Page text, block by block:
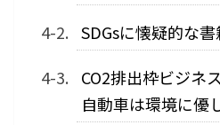
SDGsに懐疑的な書
CO2排出枠ビジネ
自動車は環境に優